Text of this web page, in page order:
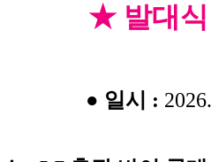
★ 발대
● 일시 :